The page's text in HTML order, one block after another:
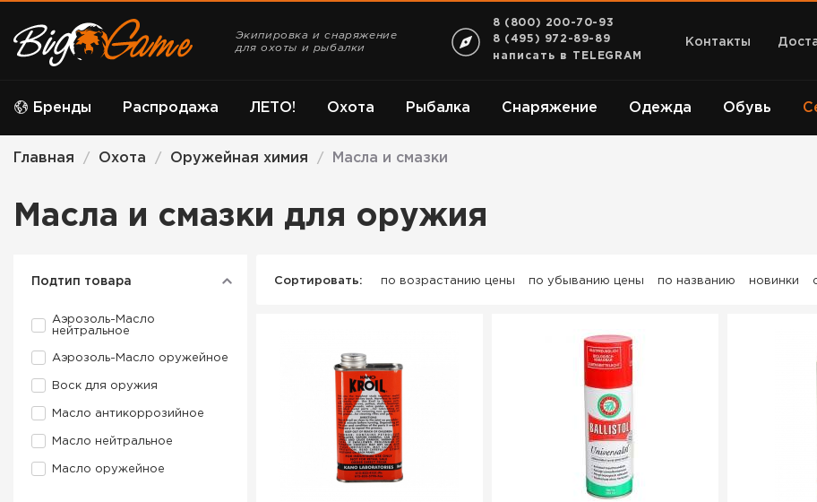
Экипировка и снаряжение
для охоты и рыбалки
8 (800) 200-70-93
8 (495) 972-89-89
написать в TELEGRAM
Контакты
Бренды ЛЕТО! Охота Рыбалка Снаряжение Одежда Обувь
Распродажа
Главная / Охота / Оружейная химия / Масла и смазки
Масла и смазки для оружия
Подтип товара
Аэрозоль-Масло
нейтральное
Аэрозоль-Масло оружейное
Воск для оружия
Масло антикоррозийное
Масло нейтральное
Масло оружейное
Сортировать: по возрастанию цены по убыванию цены по названию новинки